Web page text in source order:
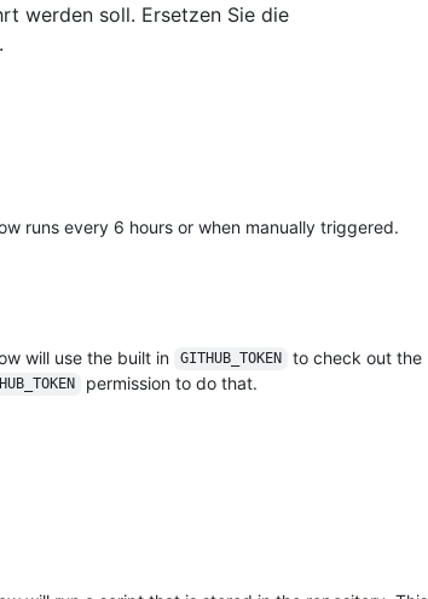
werden soll. Ersetzen Sie die
runs every 6 hours or when manually triggered.
will use the built in GITHUB_TOKEN
to check out the
permission to do that.